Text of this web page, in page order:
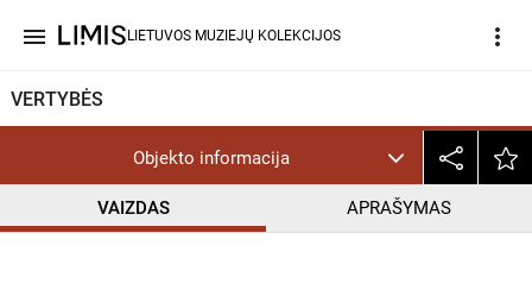
menu LIETUVOS MUZIEJŲ KOLEKCIJOS more_vert
VERTYBĖS
Objekto informacija
VAIZDAS APRAŠYMAS
CC BY help_outline